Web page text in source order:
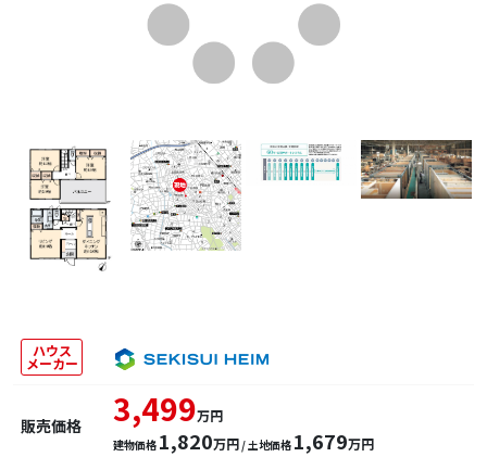
ハウス
メーカー
販売価格 3,499万円
建物価格 1,820万円/ 土地価格 1,679万円